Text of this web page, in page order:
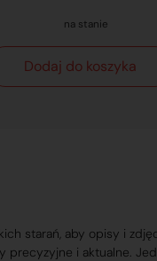
na stanie
Dodaj do koszyka
starań, aby opisy i
precyzyjne i aktualne.